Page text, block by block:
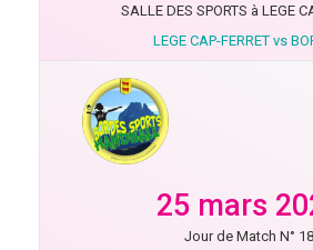
SALLE DES SPORTS à LEGE
LEGE CAP-FERRET vs
25 mars
Jour de Match N° 18